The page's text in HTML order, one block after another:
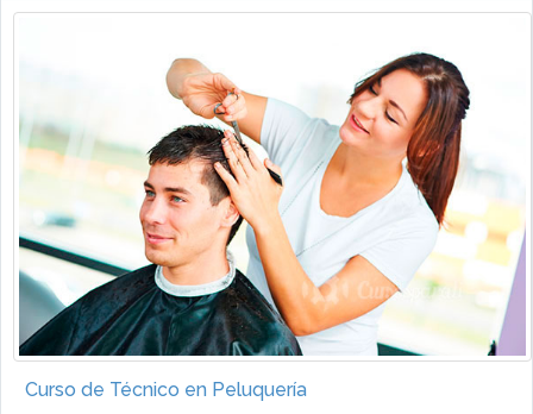
Curso de Técnico en Peluquería